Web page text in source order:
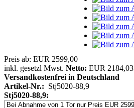
Preis ab: EUR 2599,00
inkl. gesetzl Mwst. Netto: EUR 2184,03
Versandkostenfrei in Deutschland
Artikel-Nr.: Stj5020-88,9
Stj5020-88,9: